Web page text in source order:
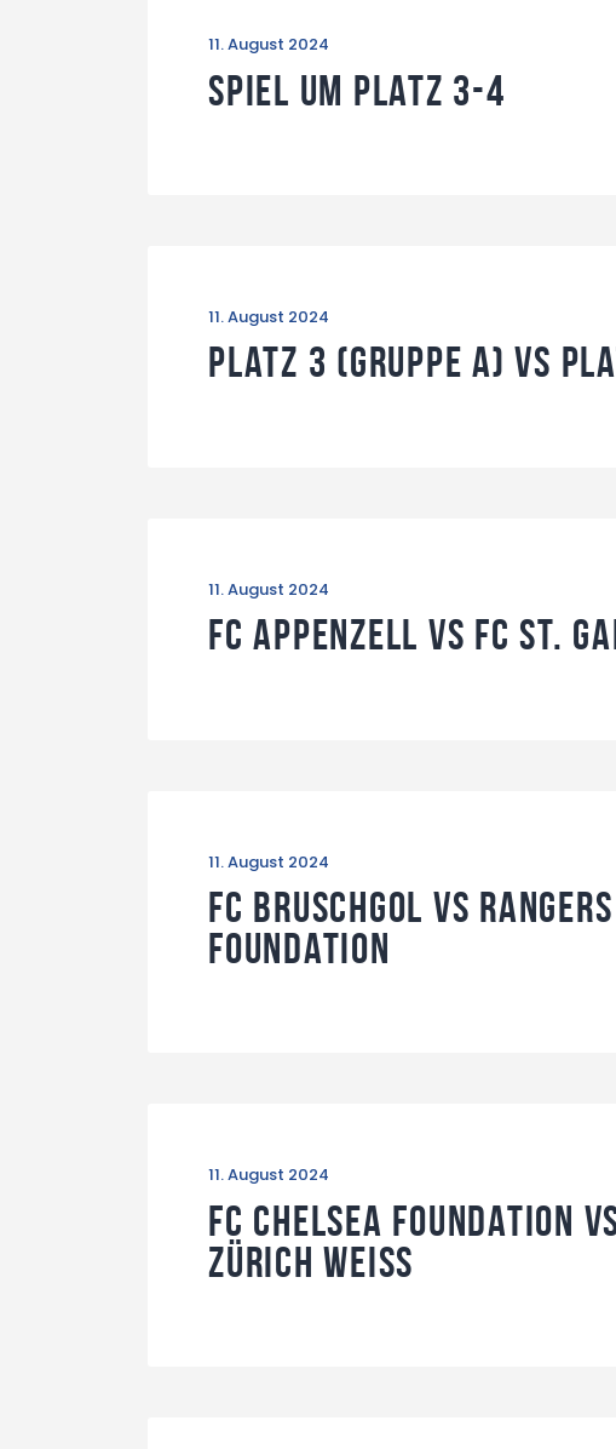
11. August 2024
Spiel um Platz 3-4
11. August 2024
Platz 3 (Gruppe A) vs
11. August 2024
FC Appenzell vs FC St.
11. August 2024
FC Bruschgol vs
Foundation
11. August 2024
FC Chelsea Foundation
Zürich Weiss